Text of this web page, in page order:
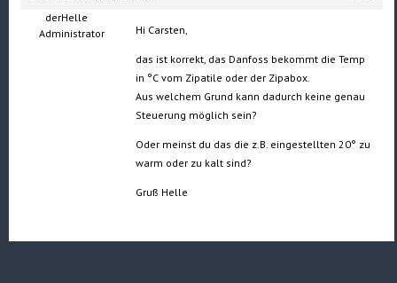
derHelle
Administrator
Hi Carsten,
das ist korrekt, das Danfoss bekommt die Temp
in °C vom Zipatile oder der Zipabox.
Aus welchem Grund kann dadurch keine genau
Steuerung möglich sein?
Oder meinst du das die z.B. eingestellten 20° zu
warm oder zu kalt sind?
Gruß Helle